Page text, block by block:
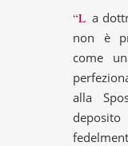
“La dottrina della fede che Dio rivelò
non è
come
alla